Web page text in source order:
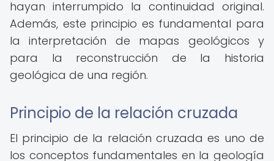
hayan interrumpido la continuidad original.
Además, este principio es fundamental para
la interpretación de mapas geológicos y
para la reconstrucción de la historia
geológica de una región.
Principio de la relación cruzada
El principio de la relación cruzada es uno de
los conceptos fundamentales en la geología